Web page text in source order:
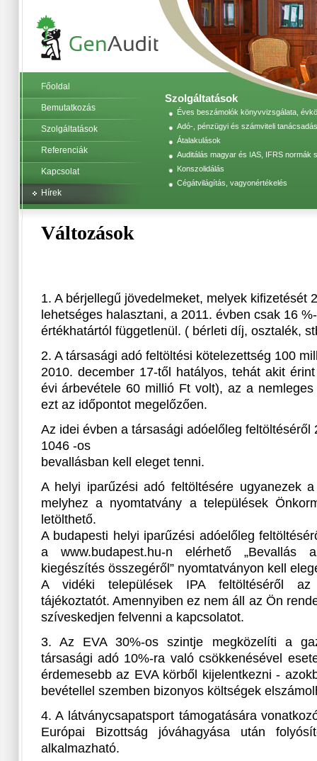
Főoldal
Bemutatkozás
Szolgáltatások
Referenciák
Kapcsolat
Hírek
Szolgáltatások
Éves beszámolók könyvvizsgálata,
Adó-, pénzügyi és számviteli
Átalakulások
Auditálás magyar és IAS, IFRS normák
Konszolidálás
Cégátvilágítás, vagyonértékelés
Változások
1. A bérjellegű jövedelmeket, melyek kifizetését
lehetséges halasztani, a 2011. évben csak 16
értékhatártól függetlenül. ( bérleti díj, osztalék,
2. A társasági adó feltöltési kötelezettség 100
2010. december 17-től hatályos, tehát akit
évi árbevétele 60 millió Ft volt), az a
ezt az időpontot megelőzően.
Az idei évben a társasági adóelőleg feltöltéséről
1046 -os
bevallásban kell eleget tenni.
A helyi iparűzési adó feltöltésére ugyanezek
melyhez a nyomtatvány a települések
letölthető.
A budapesti helyi iparűzési adóelőleg
a www.budapest.hu-n elérhető „Bevallás
kiegészítés összegéről” nyomtatványon kell
A vidéki települések IPA feltöltéséről az
tájékoztatót. Amennyiben ez nem áll az Ön
szíveskedjen felvenni a kapcsolatot.
3. Az EVA 30%-os szintje megközelíti a
társasági adó 10%-ra való csökkenésével
érdemesebb az EVA körből kijelentkezni -
bevétellel szemben bizonyos költségek
4. A látványcsapatsport támogatására
Európai Bizottság jóváhagyása után
alkalmazható.